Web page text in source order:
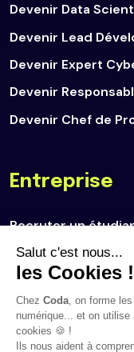
Devenir Data
Devenir Lead
Devenir Expert
Devenir
Devenir Chef de
Entreprise
Recruter un
Déposer une offre
Politique de
Politique cookies